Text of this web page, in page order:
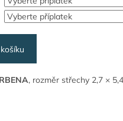
, rozměr střechy 2,7 ×